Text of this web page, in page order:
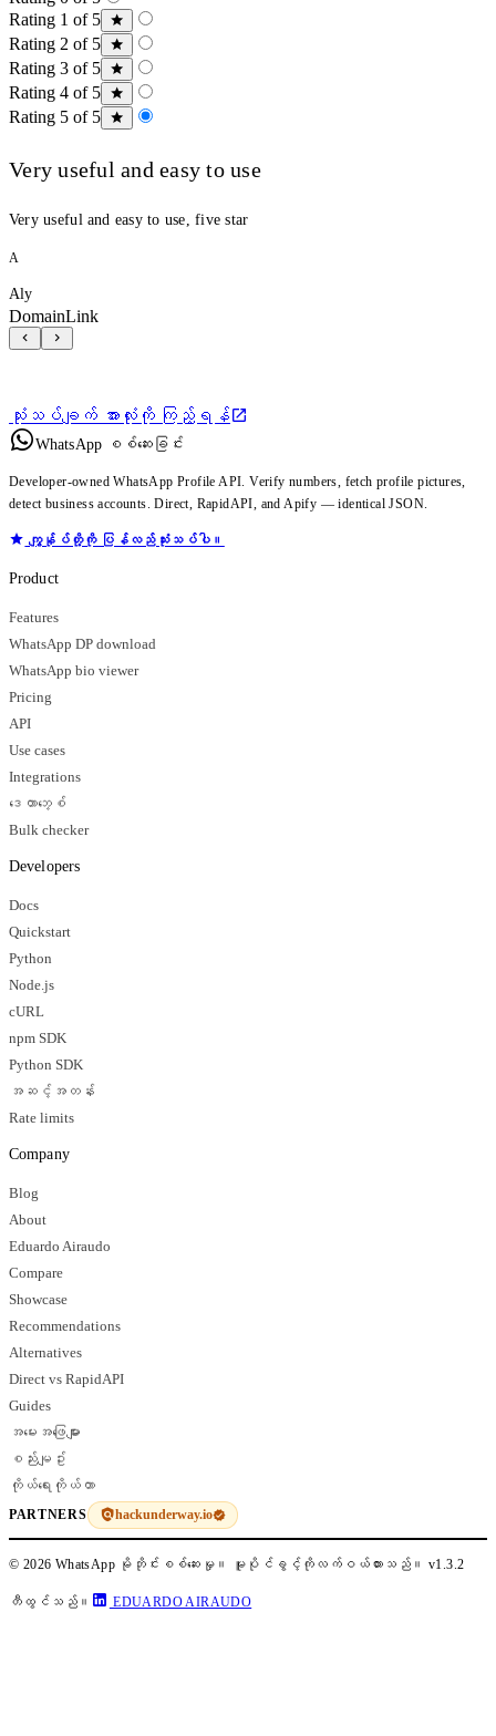
Rating 1 of 5
Rating 2 of 5
Rating 3 of 5
Rating 4 of 5
Rating 5 of 5
Very useful and easy to use
Very useful and easy to use, five star
A
Aly
DomainLink
သုံးသပ်ချက် အားလုံးကို ကြည့်ရန်
WhatsApp စစ်ဆေးခြင်း
Developer-owned WhatsApp Profile API. Verify numbers, fetch profile pictures,
detect business accounts. Direct, RapidAPI, and Apify — identical JSON.
ကျွန်ုပ်တို့ကို ပြန်လည်သုံးသပ်ပါ။
Product
Features
WhatsApp DP download
WhatsApp bio viewer
Pricing
API
Use cases
Integrations
ဒေတာဘေ့စ်
Bulk checker
Developers
Docs
Quickstart
Python
Node.js
cURL
npm SDK
Python SDK
အဆင့်အတန်း
Rate limits
Company
Blog
About
Eduardo Airaudo
Compare
Showcase
Recommendations
Alternatives
Direct vs RapidAPI
Guides
အမေးအဖြေများ
စည်းမျဥ်း
ကိုယ်ရေးကိုယ်တာ
PARTNERS hackunderway.io
© 2026 WhatsApp မိုဘိုင်းစစ်ဆေးမှု။ မူပိုင်ခွင့်ကိုလက်ဝယ်ထားသည်။ v1.3.2
တီထွင်သည်။ EDUARDO AIRAUDO